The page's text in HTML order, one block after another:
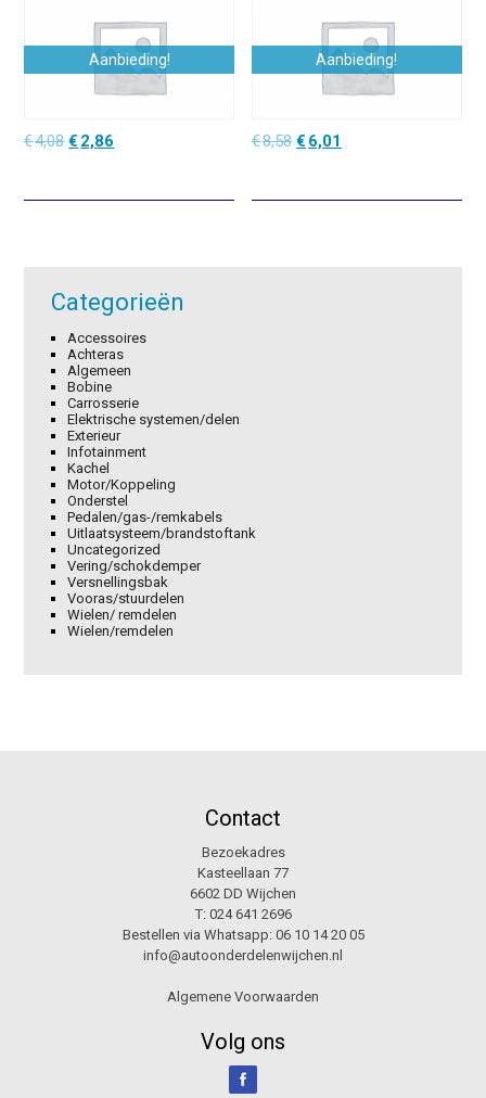
Aanbieding!
€4,08Oorspronkelijke
€4,08.
€ 2,86
€2,86.
Aanbieding!
€8,58 Oorspronkelijke
€8,58.
€ 6,01
€6,01.
Categorieën
Accessoires
Achteras
Algemeen
Bobine
Carrosserie
Elektrische systemen/delen
Exterieur
Infotainment
Kachel
Motor/Koppeling
Onderstel
Pedalen/gas-/remkabels
Uitlaatsysteem/brandstoftank
Uncategorized
Vering/schokdemper
Versnellingsbak
Vooras/stuurdelen
Wielen/ remdelen
Wielen/remdelen
Contact
Bezoekadres
Kasteellaan 77
6602 DD Wijchen
T: 024 641 2696
Bestellen via Whatsapp: 06 10 14 20 05
info@autoonderdelenwijchen.nl
Algemene Voorwaarden
Volg ons